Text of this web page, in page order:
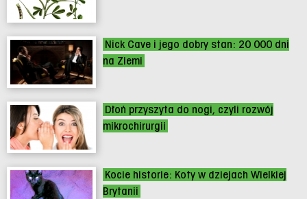
Nick Cave i jego dobry stan: 20 000 dni
na Ziemi
Dłoń przyszyta do nogi, czyli rozwój
mikrochirurgii
Kocie historie: Koty w dziejach Wielkiej
Brytanii